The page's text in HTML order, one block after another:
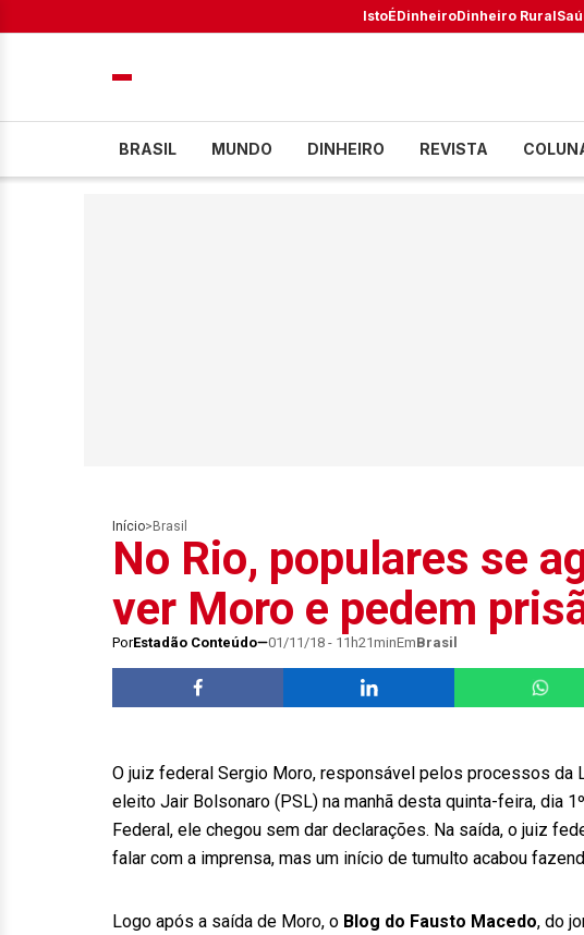
IstoÉDinheiroDinheiro Rural
BRASIL MUNDO DINHEIRO REVISTA
Início> Brasil
No Rio, populares se
ver Moro e pedem
PorEstadão Conteúdo 01/11/18 - 11h21minEmBrasil
O juiz federal Sergio Moro, responsável pelos processos da
eleito Jair Bolsonaro (PSL) na manhã desta quinta-feira, dia
Federal, ele chegou sem dar declarações. Na saída, o juiz
falar com a imprensa, mas um início de tumulto acabou
Logo após a saída de Moro, o Blog do Fausto Macedo, do